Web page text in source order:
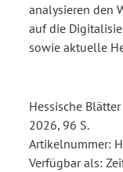
analysieren den
auf die
sowie aktuelle
Hessische
2026, 96 S.
Artikelnummer:
Verfügbar als: